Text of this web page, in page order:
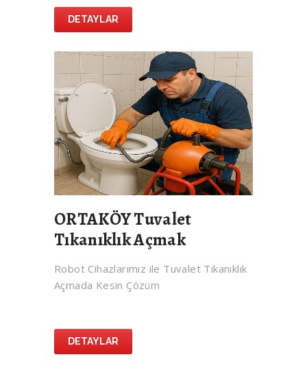
DETAYLAR
ORTAKÖY Tuvalet
Tıkanıklık Açmak
Robot Cihazlarımız ile Tuvalet Tıkanıklık
Açmada Kesin Çözüm
DETAYLAR